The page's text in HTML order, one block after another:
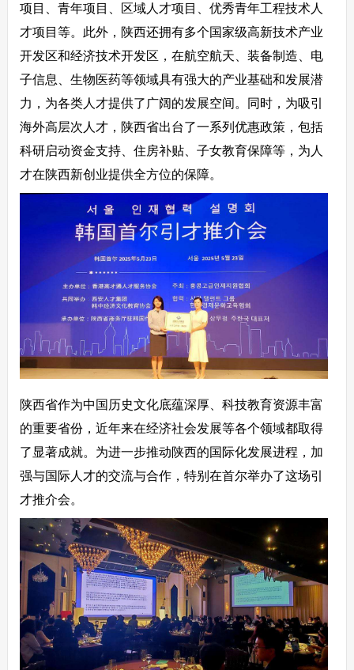
项目、青年项目、区域人才项目、优秀青年工程技术人
才项目等。此外，陕西还拥有多个国家级高新技术产业
开发区和经济技术开发区，在航空航天、装备制造、电
子信息、生物医药等领域具有强大的产业基础和发展潜
力，为各类人才提供了广阔的发展空间。同时，为吸引
海外高层次人才，陕西省出台了一系列优惠政策，包括
科研启动资金支持、住房补贴、子女教育保障等，为人
才在陕西新创业提供全方位的保障。
陕西省作为中国历史文化底蕴深厚、科技教育资源丰富
的重要省份，近年来在经济社会发展等各个领域都取得
了显著成就。为进一步推动陕西的国际化发展进程，加
强与国际人才的交流与合作，特别在首尔举办了这场引
才推介会。